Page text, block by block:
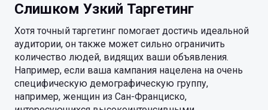
Слишком Узкий Таргетинг
Хотя точный таргетинг помогает достичь идеальной
аудитории, он также может сильно ограничить
количество людей, видящих ваши объявления.
Например, если ваша кампания нацелена на очень
специфическую демографическую группу,
например, женщин из Сан-Франциско,